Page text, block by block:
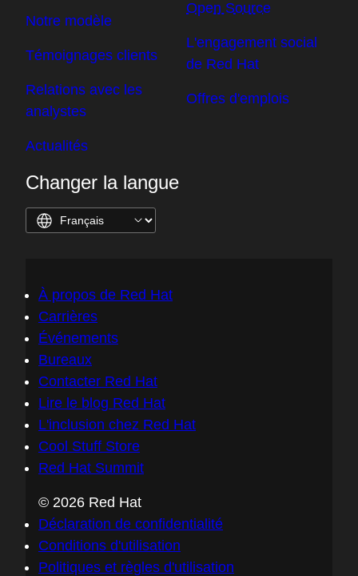
Notre modèle
Témoignages clients
Relations avec les
analystes
Actualités
Open Source
L'engagement social
de Red Hat
Offres d'emplois
Changer la langue
À propos de Red Hat
Carrières
Événements
Bureaux
Contacter Red Hat
Lire le blog Red Hat
L'inclusion chez Red Hat
Cool Stuff Store
Red Hat Summit
© 2026 Red Hat
Déclaration de confidentialité
Conditions d'utilisation
Politiques et règles d'utilisation